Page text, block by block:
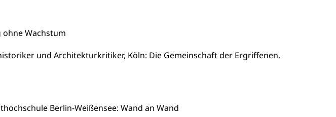
ohne Wachstum
und Architekturkritiker, Köln: Die Gemeinschaft der Ergriffenen.
Berlin-Weißensee: Wand an Wand